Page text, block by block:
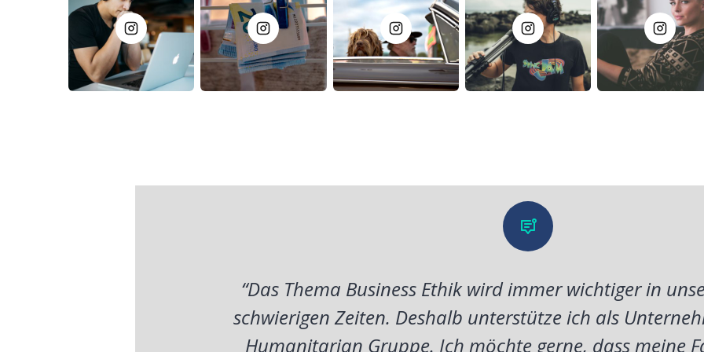
“Das Thema Business Ethik wird immer wichtiger in
schwierigen Zeiten. Deshalb unterstütze ich als
Humanitarian Gruppe. Ich möchte gerne, dass meine